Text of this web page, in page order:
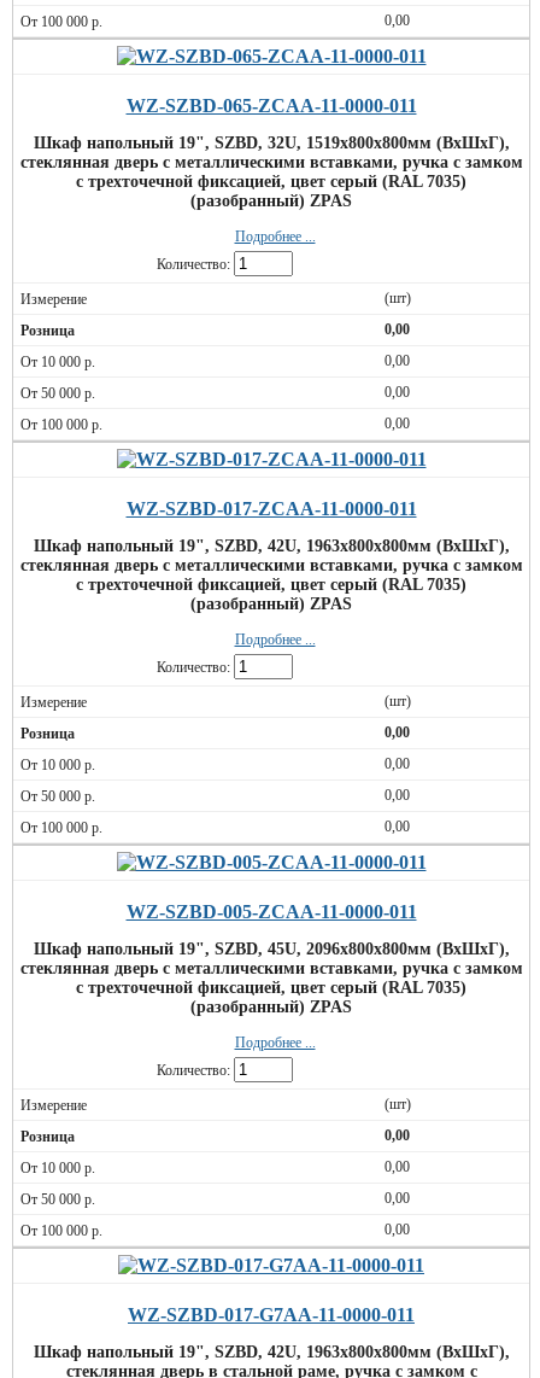
0,00
WZ-SZBD-065-ZCAA-11-0000-011
Шкаф напольный 19", SZBD, 32U, 1519x800х800мм (ВхШхГ),
стеклянная дверь c металлическими вставками, ручка с замком
с трехточечной фиксацией, цвет серый (RAL 7035)
(разобранный) ZPAS
Подробнее ...
Количество:
(шт)
0,00
0,00
0,00
0,00
WZ-SZBD-017-ZCAA-11-0000-011
Шкаф напольный 19", SZBD, 42U, 1963x800х800мм (ВхШхГ),
стеклянная дверь c металлическими вставками, ручка с замком
с трехточечной фиксацией, цвет серый (RAL 7035)
(разобранный) ZPAS
Подробнее ...
Количество:
(шт)
0,00
0,00
0,00
0,00
WZ-SZBD-005-ZCAA-11-0000-011
Шкаф напольный 19", SZBD, 45U, 2096x800х800мм (ВхШхГ),
стеклянная дверь c металлическими вставками, ручка с замком
с трехточечной фиксацией, цвет серый (RAL 7035)
(разобранный) ZPAS
Подробнее ...
Количество:
(шт)
0,00
0,00
0,00
0,00
WZ-SZBD-017-G7AA-11-0000-011
Шкаф напольный 19", SZBD, 42U, 1963x800х800мм (ВхШхГ),
стеклянная дверь в стальной раме, ручка с замком с